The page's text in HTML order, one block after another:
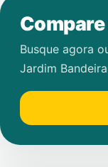
Busque agora
Jardim